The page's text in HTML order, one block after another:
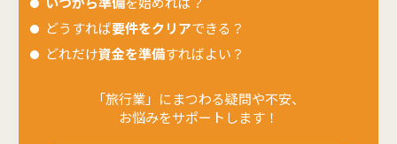
どうすれば要件をクリアできる？
どれだけ資金を準備すればよい？
「旅行業」にまつわる疑問や不安、
お悩みをサポートします！